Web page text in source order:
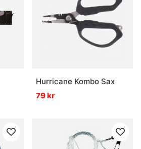
Hurricane Kombo Sax
79 kr